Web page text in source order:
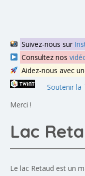
Suivez-nous sur
Consultez nos
Aidez-nous avec
Soutenir la
Merci !
Lac
Le lac Retaud est un